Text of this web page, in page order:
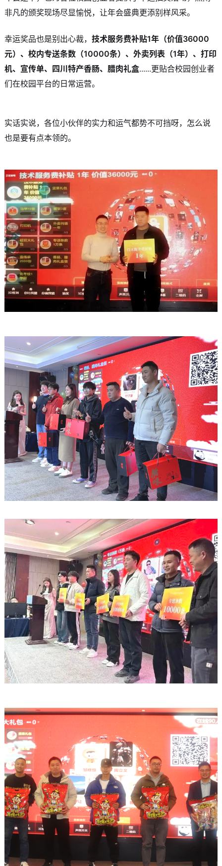
非凡的颁奖现场尽显愉悦，让年会盛典更添别样风采。
幸运奖品也是别出心裁， 技术服务费补贴1年（价值36000
元）、校内专送条数（10000条）、外卖列表（1年）、打印
机、宣传单、四川特产香肠、腊肉礼盒......更贴合校园创业者
们在校园平台的日常运营。
实话实说，各位小伙伴的实力和运气都势不可挡呀，怎么说
也是要有点本领的。